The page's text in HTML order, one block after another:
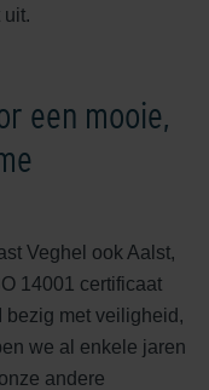
uit.
een mooie,
Veghel ook Aalst,
14001 certificaat
bezig met veiligheid,
we al enkele jaren
andere